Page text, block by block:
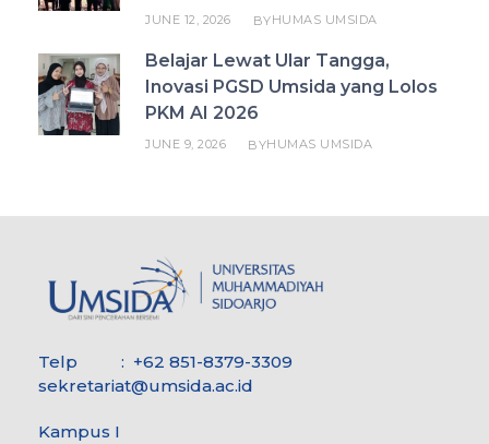
JUNE 12, 2026 BYHUMAS UMSIDA
Belajar Lewat Ular Tangga,
Inovasi PGSD Umsida yang Lolos
PKM AI 2026
JUNE 9, 2026 BYHUMAS UMSIDA
Telp : +62 851-8379-3309
sekretariat@umsida.ac.id
Kampus I